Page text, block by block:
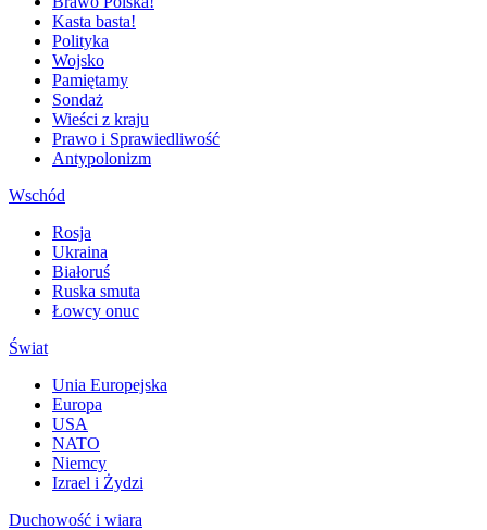
Kasta basta!
Polityka
Wojsko
Pamiętamy
Sondaż
Wieści z kraju
Prawo i Sprawiedliwość
Antypolonizm
Wschód
Rosja
Ukraina
Białoruś
Ruska smuta
Łowcy onuc
Świat
Unia Europejska
Europa
USA
NATO
Niemcy
Izrael i Żydzi
Duchowość i wiara